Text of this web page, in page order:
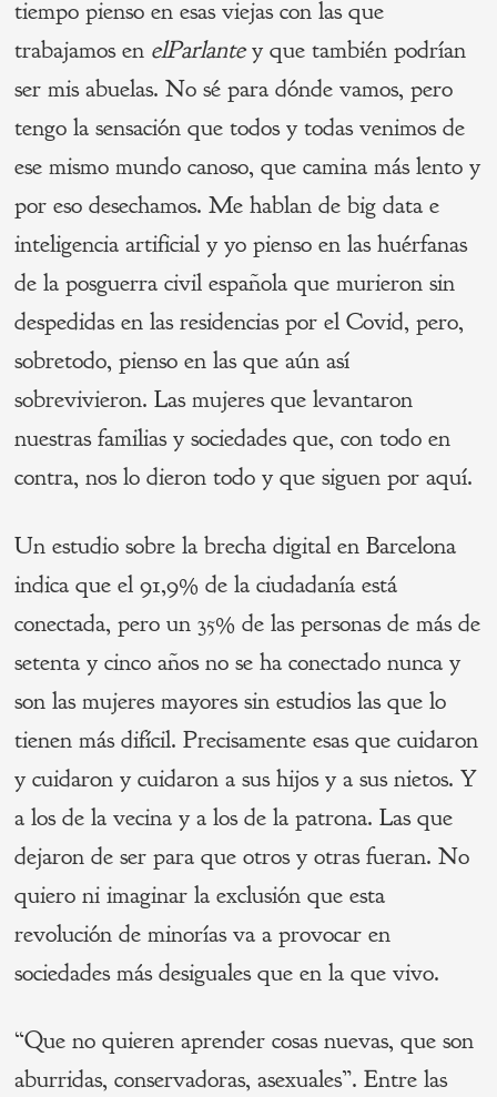
tiempo pienso en esas viejas con las que
trabajamos en elParlantey que también podrían
ser mis abuelas. No sé para dónde vamos, pero
tengo la sensación que todos y todas venimos de
ese mismo mundo canoso, que camina más lento y
por eso desechamos. Me hablan de big data e
inteligencia artificial y yo pienso en las huérfanas
de la posguerra civil española que murieron sin
despedidas en las residencias por el Covid, pero,
sobretodo, pienso en las que aún así
sobrevivieron. Las mujeres que levantaron
nuestras familias y sociedades que, con todo en
contra, nos lo dieron todo y que siguen por aquí.
Un estudio sobre la brecha digital en Barcelona
indica que el 91,9% de la ciudadanía está
conectada, pero un 35% de las personas de más de
setenta y cinco años no se ha conectado nunca y
son las mujeres mayores sin estudios las que lo
tienen más difícil. Precisamente esas que cuidaron
y cuidaron y cuidaron a sus hijos y a sus nietos. Y
a los de la vecina y a los de la patrona. Las que
dejaron de ser para que otros y otras fueran. No
quiero ni imaginar la exclusión que esta
revolución de minorías va a provocar en
sociedades más desiguales que en la que vivo.
“Que no quieren aprender cosas nuevas, que son
aburridas, conservadoras, asexuales”. Entre las